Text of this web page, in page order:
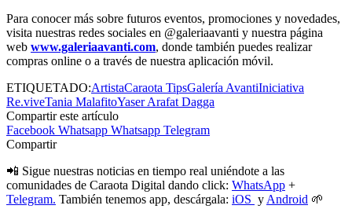
Para conocer más sobre futuros eventos, promociones y novedades,
visita nuestras redes sociales en @galeriaavanti y nuestra página
web www.galeriaavanti.com, donde también puedes realizar
compras online o a través de nuestra aplicación móvil.
ETIQUETADO:ArtistaCaraota TipsGalería AvantiIniciativa
Re.viveTania MalafitoYaser Arafat Dagga
Compartir este artículo
Facebook Whatsapp Whatsapp Telegram
Compartir
📲 Sigue nuestras noticias en tiempo real uniéndote a las
comunidades de Caraota Digital dando click: WhatsApp +
Telegram. También tenemos app, descárgala: iOS y Android 🌱